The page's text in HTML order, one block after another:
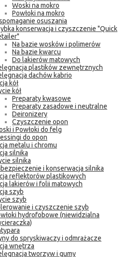
Woski na mokro
Powłoki na mokro
osuszania
konserwacja i czyszczenie "Quick
Na bazie wosków i polimerów
Na bazie kwarcu
Do lakierów matowych
plastików zewnętrznych
dachów kabrio
kół
kół
Preparaty kwasowe
Preparaty zasadowe i neutralne
Deironizery
Czyszczenie opon
i Powłoki do felg
do opon
metalu i chromu
silnika
silnika
i konserwacja silnika
reflektorów plastikowych
lakierów i folii matowych
szyb
szyb
i czyszczenie szyb
hydrofobowe (niewidzialna
do spryskiwaczy i odmrażacze
wnętrza
tworzyw i gumy